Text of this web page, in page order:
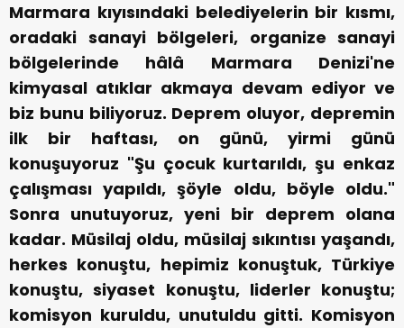
Marmara kıyısındaki belediyelerin bir kısmı,
oradaki sanayi bölgeleri, organize sanayi
bölgelerinde hâlâ Marmara Denizi'ne
kimyasal atıklar akmaya devam ediyor ve
biz bunu biliyoruz. Deprem oluyor, depremin
ilk bir haftası, on günü, yirmi günü
konuşuyoruz "Şu çocuk kurtarıldı, şu enkaz
çalışması yapıldı, şöyle oldu, böyle oldu."
Sonra unutuyoruz, yeni bir deprem olana
kadar. Müsilaj oldu, müsilaj sıkıntısı yaşandı,
herkes konuştu, hepimiz konuştuk, Türkiye
konuştu, siyaset konuştu, liderler konuştu;
komisyon kuruldu, unutuldu gitti. Komisyon